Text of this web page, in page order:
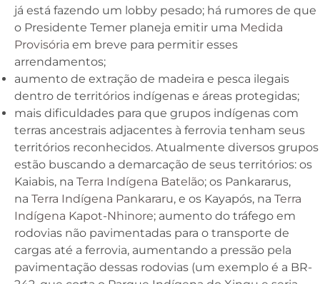
já está fazendo um lobby pesado; há rumores de que
o Presidente Temer planeja emitir uma Medida
Provisória em breve para permitir esses
arrendamentos;
aumento de extração de madeira e pesca ilegais
dentro de territórios indígenas e áreas protegidas;
mais dificuldades para que grupos indígenas com
terras ancestrais adjacentes à ferrovia tenham seus
territórios reconhecidos. Atualmente diversos grupos
estão buscando a demarcação de seus territórios: os
Kaiabis, na Terra Indígena Batelão; os Pankararus,
na Terra Indígena Pankararu, e os Kayapós, na Terra
Indígena Kapot-Nhinore; aumento do tráfego em
rodovias não pavimentadas para o transporte de
cargas até a ferrovia, aumentando a pressão pela
pavimentação dessas rodovias (um exemplo é a BR-